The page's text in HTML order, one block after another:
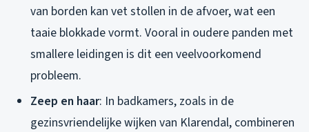
van borden kan vet stollen in de afvoer, wat een
taaie blokkade vormt. Vooral in oudere panden met
smallere leidingen is dit een veelvoorkomend
probleem.
Zeep en haar: In badkamers, zoals in de
gezinsvriendelijke wijken van Klarendal, combineren